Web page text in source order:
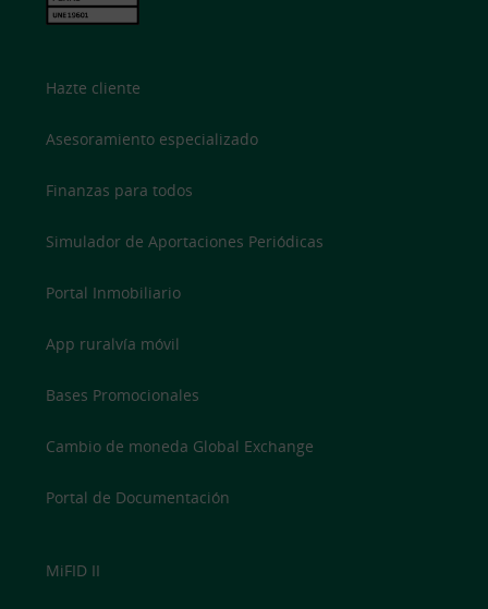
Hazte cliente
Asesoramiento especializado
Finanzas para todos
Simulador de Aportaciones Periódicas
Portal Inmobiliario
App ruralvía móvil
Bases Promocionales
Cambio de moneda Global Exchange
Portal de Documentación
MiFID II